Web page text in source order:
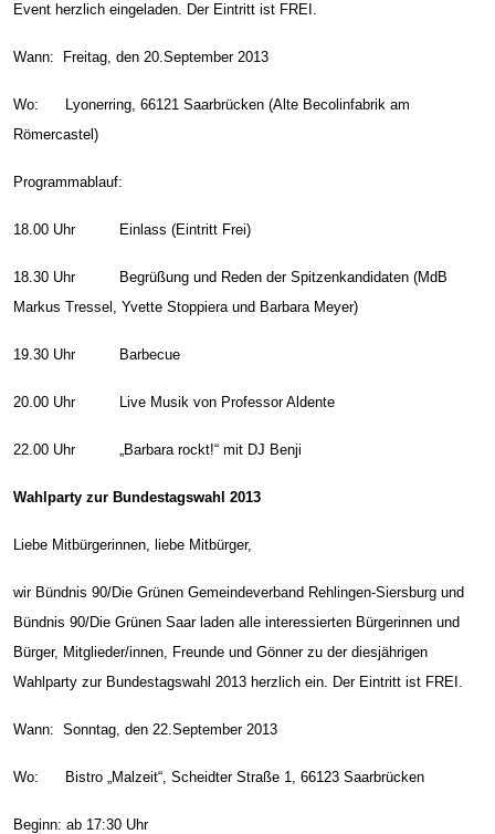
Event herzlich eingeladen. Der Eintritt ist FREI.
Wann: Freitag, den 20.September 2013
Wo: Lyonerring, 66121 Saarbrücken (Alte Becolinfabrik am
Römercastel)
Programmablauf:
18.00 Uhr Einlass (Eintritt Frei)
18.30 Uhr Begrüßung und Reden der Spitzenkandidaten (MdB
Markus Tressel, Yvette Stoppiera und Barbara Meyer)
19.30 Uhr Barbecue
20.00 Uhr Live Musik von Professor Aldente
22.00 Uhr „Barbara rockt!“ mit DJ Benji
Wahlparty zur Bundestagswahl 2013
Liebe Mitbürgerinnen, liebe Mitbürger,
wir Bündnis 90/Die Grünen Gemeindeverband Rehlingen-Siersburg und
Bündnis 90/Die Grünen Saar laden alle interessierten Bürgerinnen und
Bürger, Mitglieder/innen, Freunde und Gönner zu der diesjährigen
Wahlparty zur Bundestagswahl 2013 herzlich ein. Der Eintritt ist FREI.
Wann: Sonntag, den 22.September 2013
Wo: Bistro „Malzeit“, Scheidter Straße 1, 66123 Saarbrücken
Beginn: ab 17:30 Uhr